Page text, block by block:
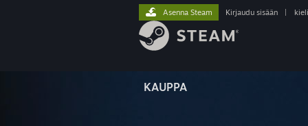
KAUPPA
Asenna Steam Kirjaudu sisään kieli